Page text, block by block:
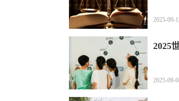
2025-09-
2025
2025-09-